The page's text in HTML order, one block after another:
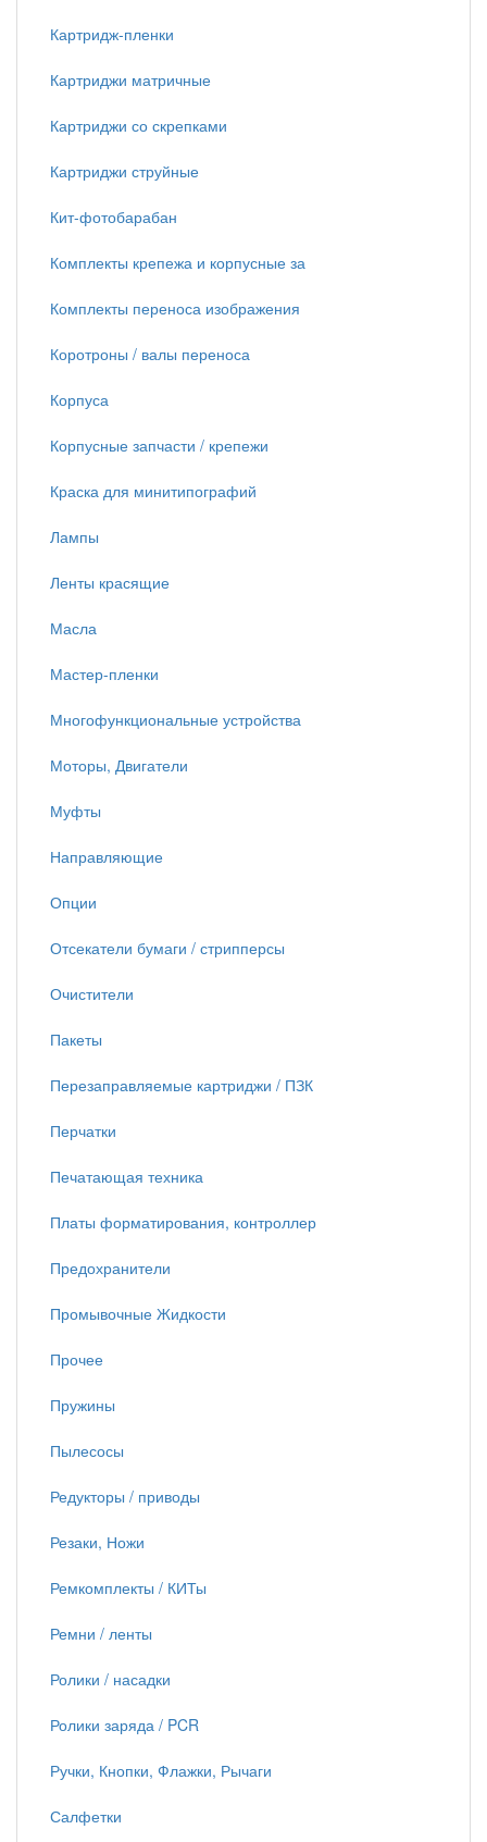
Картридж-пленки
Картриджи матричные
Картриджи со скрепками
Картриджи струйные
Кит-фотобарабан
Комплекты крепежа и корпусные за
Комплекты переноса изображения
Коротроны / валы переноса
Корпуса
Корпусные запчасти / крепежи
Краска для минитипографий
Лампы
Ленты красящие
Масла
Мастер-пленки
Многофункциональные устройства
Моторы, Двигатели
Муфты
Направляющие
Опции
Отсекатели бумаги / стрипперсы
Очистители
Пакеты
Перезаправляемые картриджи / ПЗК
Перчатки
Печатающая техника
Платы форматирования, контроллер
Предохранители
Промывочные Жидкости
Прочее
Пружины
Пылесосы
Редукторы / приводы
Резаки, Ножи
Ремкомплекты / КИТы
Ремни / ленты
Ролики / насадки
Ролики заряда / PCR
Ручки, Кнопки, Флажки, Рычаги
Салфетки